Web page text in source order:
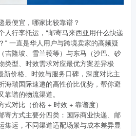
最便宜，哪家比较靠谱？
人行李托运，“邮寄马来西亚用什么快递
” 一直是华人用户与跨境卖家的高频疑
吉隆坡、雪兰莪等）与东马（沙巴、砂
类型、时效需求对应最优方案差异极
新价格、时效与服务口碑，深度对比主
海瑞国际速递的高性价比优势，帮你避
谱的物流渠道。
对比（价格 + 时效 + 靠谱度）
寄方式主要分四类：国际商业快递、邮
集运，不同渠道适配场景与成本差异显